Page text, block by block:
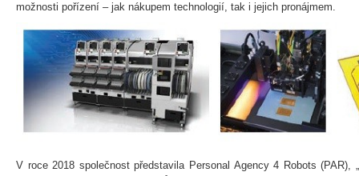
možnosti pořízení – jak nákupem technologií, tak i jejich pronájmem.
V roce 2018 společnost představila Personal Agency 4 Robots (PAR),